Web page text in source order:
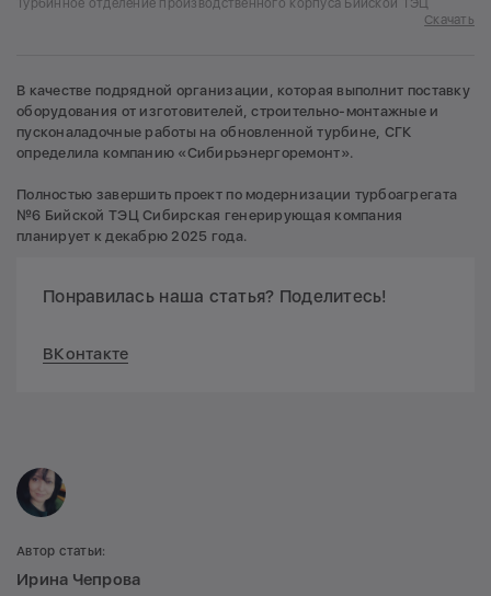
Турбинное отделение производственного корпуса Бийской ТЭЦ
Скачать
В качестве подрядной организации, которая выполнит поставку
оборудования от изготовителей, строительно-монтажные и
пусконаладочные работы на обновленной турбине, СГК
определила компанию «Сибирьэнергоремонт».
Полностью завершить проект по модернизации турбоагрегата
№6 Бийской ТЭЦ Сибирская генерирующая компания
планирует к декабрю 2025 года.
Понравилась наша статья? Поделитесь!
ВКонтакте
Автор статьи:
Ирина Чепрова